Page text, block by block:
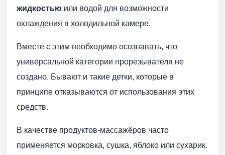
жидкостью или водой для возможности
охлаждения в холодильной камере.
Вместе с этим необходимо осознавать, что
универсальной категории прорезывателя не
создано. Бывают и такие детки, которые в
принципе отказываются от использования этих
средств.
В качестве продуктов-массажёров часто
применяется морковка, сушка, яблоко или сухарик.